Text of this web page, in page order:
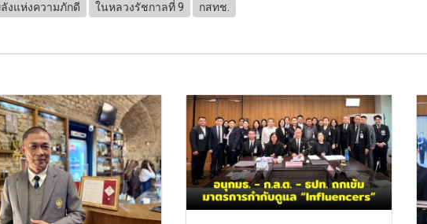
งแห่งความภักดี ในหลวงรัชกาลที่ 9 กสทช.